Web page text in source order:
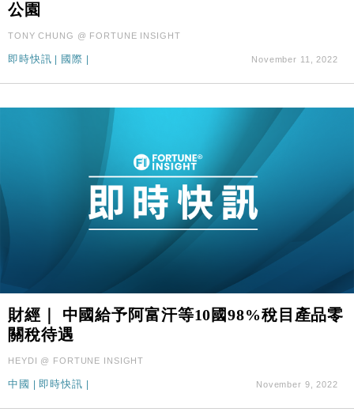
公園
TONY CHUNG @ FORTUNE INSIGHT
即時快訊 國際 November 11, 2022
財經｜ 中國給予阿富汗等10國98%稅目產品零
關稅待遇
HEYDI @ FORTUNE INSIGHT
中國 | 即時快訊 | November 9, 2022